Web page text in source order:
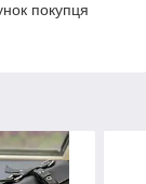
покупця